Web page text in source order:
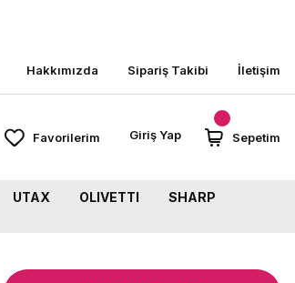
Hakkımızda Sipariş Takibi İletişim
Favorilerim Giriş Yap Sepetim
UTAX OLIVETTI
SHARP